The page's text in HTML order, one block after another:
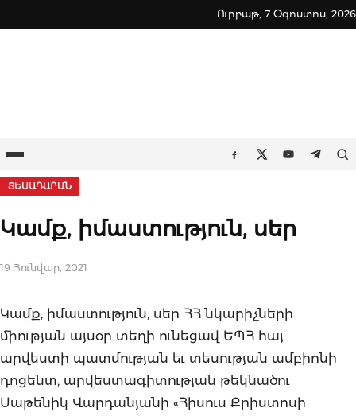
to
Ուրբաթ, 7 Օգոստոս, 2026
Ընտրացանկ Facebook
TwitterYoutube
ՏԵՍԱԴԱՐԱՆ
Կամք, իմաստություն, սեր
19 Հունվար, 2021
Կամք, իմաստություն, սեր ՀՀ նկարիչների
միության այսօր տեղի ունեցավ ԵՊՀ հայ
արվեստի պատմության եւ տեսության ամբիոնի
դոցենտ, արվեստագիտության թեկնածու
Սաթենիկ Վարդանյանի «Հիսուս Քրիստոսի